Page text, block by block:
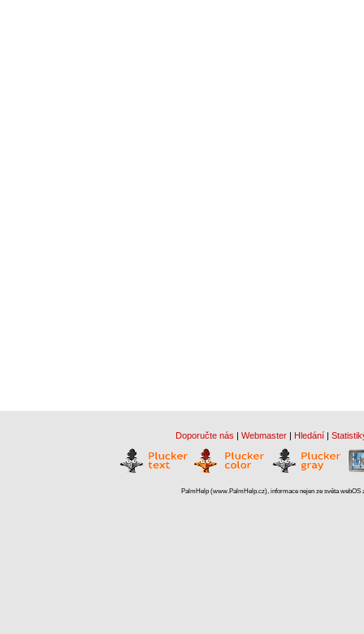
Doporučte nás | Webmaster | Hledání |
PalmHelp (www.PalmHelp.cz), informace nejen ze světa